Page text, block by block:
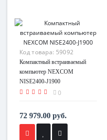
Код товара: 59092
Компактный встраиваемый
компьютер NEXCOM
NISE2400-J1900
0
72 979.00 руб.